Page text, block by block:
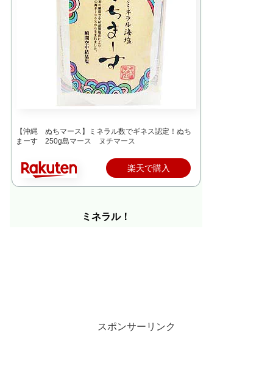
【沖縄 ぬちマース】ミネラル数でギネス認定！ぬち
まーす 250g島マース ヌチマース
楽天で購入
ミネラル！
スポンサーリンク